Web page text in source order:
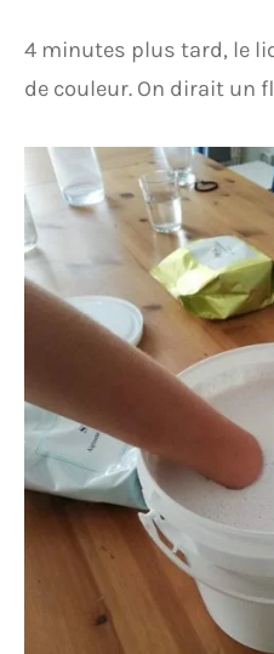
4 minutes plus tard, le
de couleur. On dirait un